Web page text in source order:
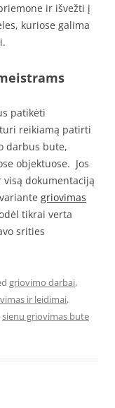
ir išvežti į
kuriose galima
patikėti
reikiamą patirti
darbus bute,
objektuose. Jos
dokumentaciją
griovimas
tikrai verta
srities
griovimo darbai,
ir leidimai,
sienu griovimas bute